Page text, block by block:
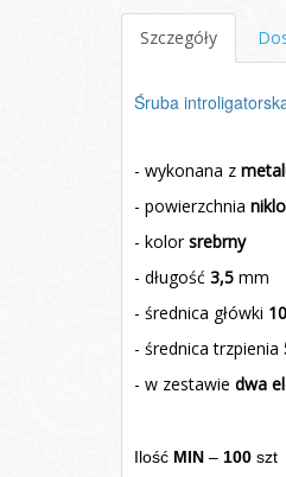
Szczegóły
Śruba
- wykonana z
- powierzchnia
- kolorsrebrny
- długość 3,5 mm
- średnica główki 10
- średnica trzpienia
- w zestawie dwa
Ilość MIN – 100 szt